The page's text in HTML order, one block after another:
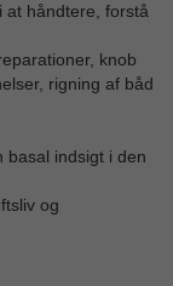
at håndtere, forstå
knob
rigning af båd
basal indsigt i den
og